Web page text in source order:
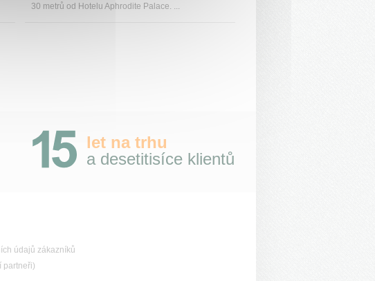
30 metrů od Hotelu Aphrodite Palace. ...
let na trhu
a desetitisíce klientů
údajů zákazníků
partneři)